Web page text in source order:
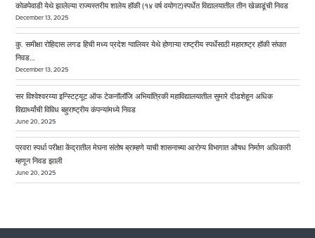
कोळपेवाडी येथे झालेल्या राज्यस्तरीय शालेय हॉकी (१४ वर्ष वयोगट)स्पर्धेत विद्यालयातील तीन खेळाडूंची निवड
December 13, 2025
कु. समीक्षा रोहिदास लगड हिची मध्य प्रदेश ग्वालियर येथे होणाऱ्या राष्ट्रीय स्पर्धेसाठी महाराष्ट्र हॉकी संघात
निवड…
December 13, 2025
सर विश्वेश्वरय्या इन्स्टिट्यूट ऑफ टेकनॉलॉजि अभियांत्रिकी महाविद्यालयातील सुमारे दीडशेहून अधिक
विद्यार्थ्यांची विविध बहुराष्ट्रीय कंपन्यांमध्ये निवड
June 20, 2025
प्रवरा स्पर्धा परीक्षा केंद्रातील मेघना संतोष ब्राम्हणे याची शासनाच्या आरोग्य विभागात औषध निर्माण अधिकारी
म्हणून निवड झाली
June 20, 2025